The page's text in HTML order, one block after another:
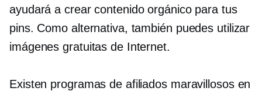
ayudará a crear contenido orgánico para tus
pins. Como alternativa, también puedes utilizar
imágenes gratuitas de Internet.
Existen programas de afiliados maravillosos en